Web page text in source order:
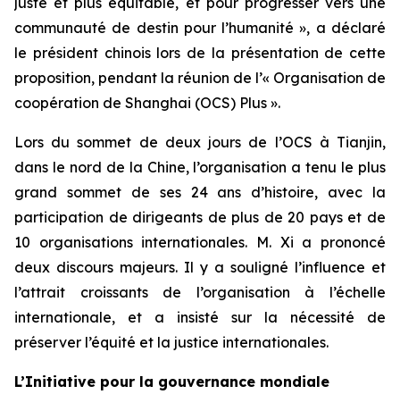
communauté de destin pour l’humanité », a déclaré
le président chinois lors de la présentation de cette
proposition, pendant la réunion de l’« Organisation de
coopération de Shanghai (OCS) Plus ».
Lors du sommet de deux jours de l’OCS à Tianjin,
dans le nord de la Chine, l’organisation a tenu le plus
grand sommet de ses 24 ans d’histoire, avec la
participation de dirigeants de plus de 20 pays et de
10 organisations internationales. M. Xi a prononcé
deux discours majeurs. Il y a souligné l’influence et
l’attrait croissants de l’organisation à l’échelle
internationale, et a insisté sur la nécessité de
préserver l’équité et la justice internationales.
L’Initiative pour la gouvernance mondiale